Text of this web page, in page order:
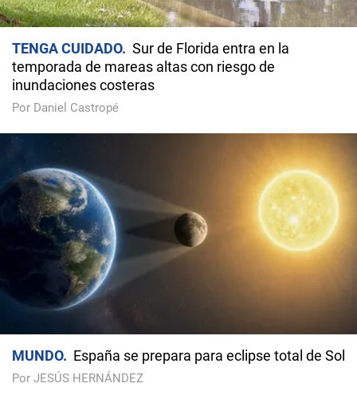
TENGA CUIDADO
Sur de Florida entra en la
temporada de mareas altas con riesgo de
inundaciones costeras
Por Daniel Castropé
MUNDO España se prepara para eclipse total de Sol
Por JESÚS HERNÁNDEZ